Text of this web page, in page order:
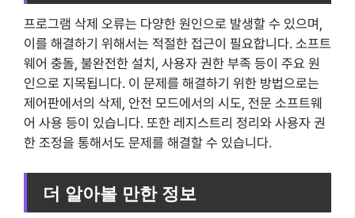
프로그램 삭제 오류는 다양한 원인으로 발생할 수 있으며,
이를 해결하기 위해서는 적절한 접근이 필요합니다. 소프트
웨어 충돌, 불완전한 설치, 사용자 권한 부족 등이 주요 원
인으로 지목됩니다. 이 문제를 해결하기 위한 방법으로는
제어판에서의 삭제, 안전 모드에서의 시도, 전문 소프트웨
어 사용 등이 있습니다. 또한 레지스트리 정리와 사용자 권
한 조정을 통해서도 문제를 해결할 수 있습니다.
더 알아볼 만한 정보